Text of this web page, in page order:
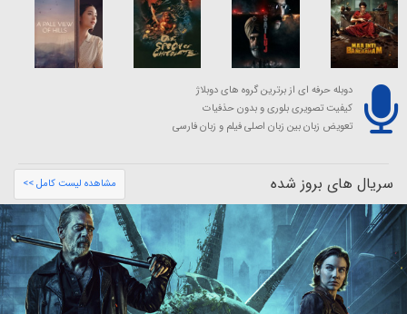
دوبله حرفه ای از برترین گروه های دوبلاژ
کیفیت تصویری بلوری و بدون حذفیات
تعویض زبان بین زبان اصلی فیلم و زبان فارسی
سریال های بروز شده مشاهده لیست کامل >>